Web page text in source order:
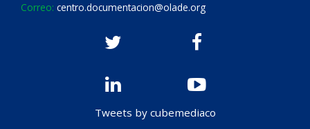
Correo: centro.documentacion@olade.org
Tweets by cubemediaco